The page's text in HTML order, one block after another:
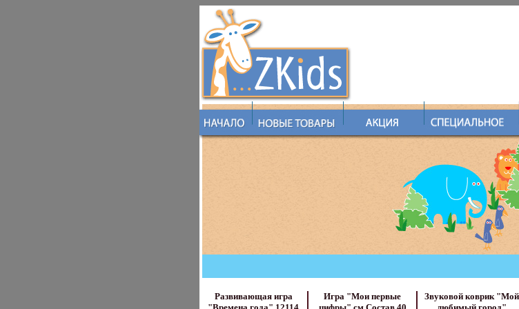
Развивающая игра
Игра "Мои первые
Звуковой коврик "Мой